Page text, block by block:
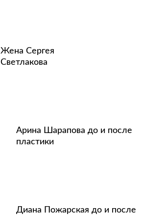
Жена Сергея
Светлакова
Арина Шарапова до и после
пластики
Диана Пожарская до и после